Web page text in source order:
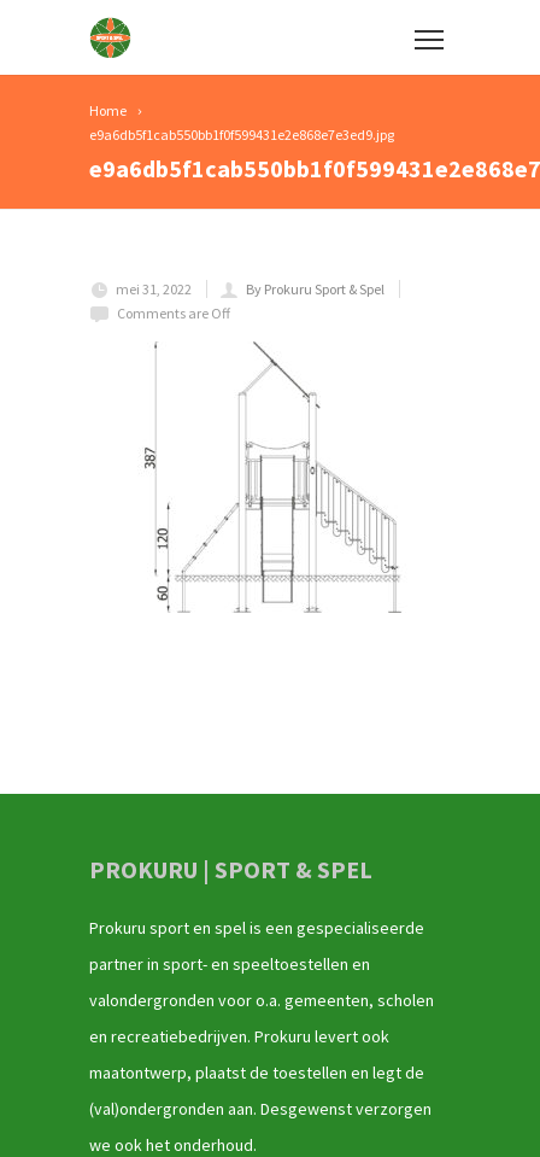
Home
e9a6db5f1cab550bb1f0f599431e2e868e7e3ed9.jpg
mei 31, 2022
By Prokuru Sport & Spel
Comments are Off
PROKURU | SPORT & SPEL
Prokuru sport en spel is een gespecialiseerde
partner in sport- en speeltoestellen en
valondergronden voor o.a. gemeenten, scholen
en recreatiebedrijven. Prokuru levert ook
maatontwerp, plaatst de toestellen en legt de
(val)ondergronden aan. Desgewenst verzorgen
we ook het onderhoud.